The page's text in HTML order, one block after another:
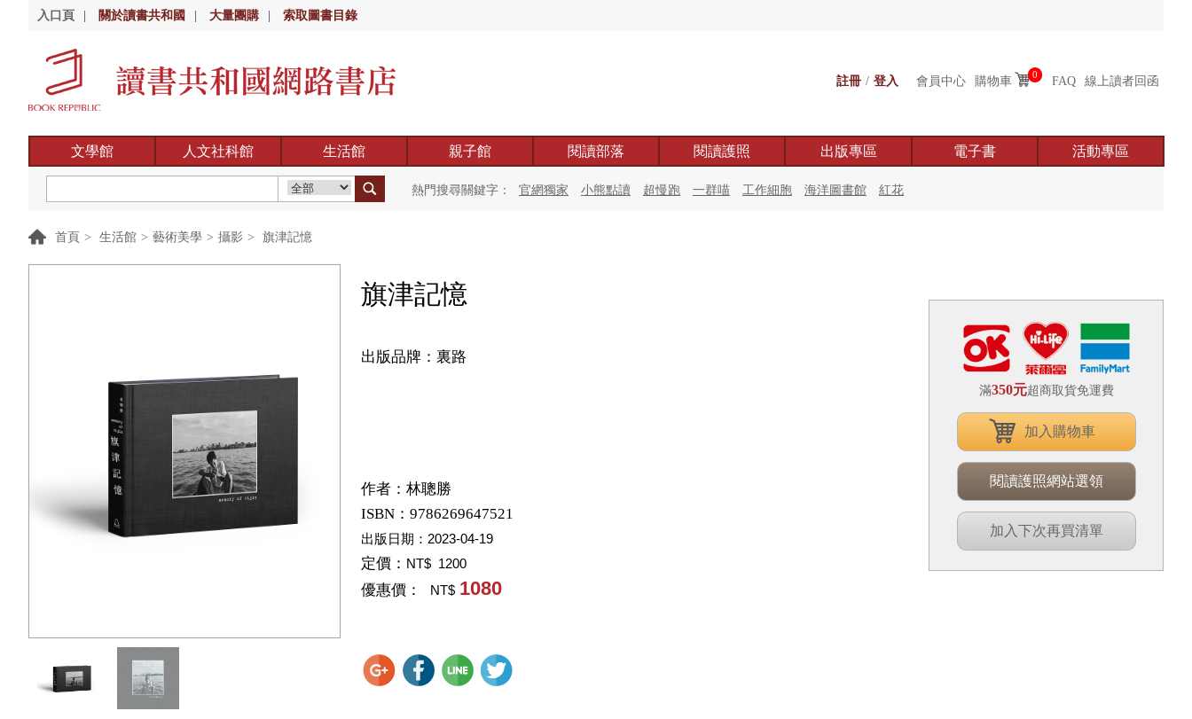
入口頁 關於讀書共和國 大量團購 索取圖書目錄
註冊 / 登入 會員中心 購物車 0 FAQ 線上讀者回函
文學館 人文社科館 生活館 親子館 閱讀部落 閱讀護照 出版專區 電子書 活動專區
熱門搜尋關鍵字： 官網獨家 小熊點讀 超慢跑 一群喵 工作細胞 海洋圖書館 紅花
首頁 > 生活館 > 藝術美學 > 攝影 > 旗津記憶
旗津記憶
出版品牌：裏路
作者： 林聰勝
ISBN：9786269647521
出版日期： 2023-04-19
定價： NT$ 1200
優惠價： NT$ 1080
滿350元超商取貨免運費
加入購物車
閱讀護照網站選領
加入下次再買清單